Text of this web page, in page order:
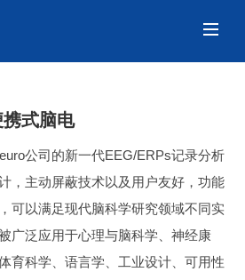
式脑电
公司的新一代EEG/ERPs记录分析
，主动屏蔽技术以及用户友好，功能
可以满足现代脑科学研究领域不同实
广泛应用于心理与脑科学、神经康
育科学、语言学、工业设计、可用性